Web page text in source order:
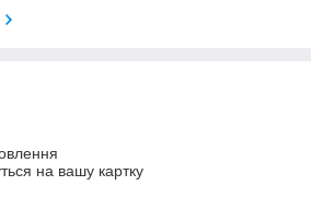
на вашу картку